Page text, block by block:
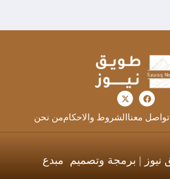
تواصل معنا الشروط والاحكاممن نحن
مبدع